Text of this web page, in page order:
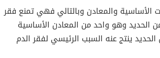
الأساسية والمعادن وبالتالي فهي تمنع فقر
الحديد وهو واحد من المعادن الأساسية
ينتج عنه السبب الرئيسي لفقر الدم